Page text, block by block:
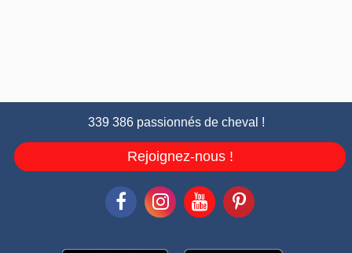
339 386 passionnés de cheval !
Rejoignez-nous !